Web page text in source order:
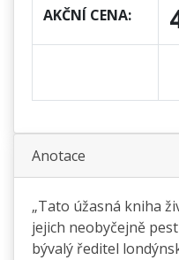
AKČNÍ CENA:
Anotace
„Tato úžasná kniha
jejich neobyčejně
bývalý ředitel